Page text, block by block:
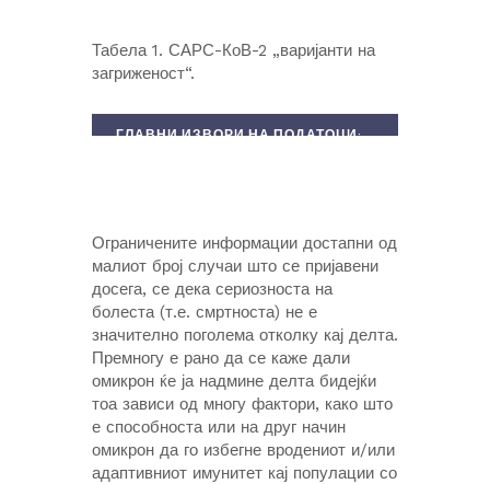
Табела 1. САРС-КоВ-2 „варијанти на
загриженост“.
ГЛАВНИ ИЗВОРИ НА ПОДАТОЦИ:
ДИСКУСИЈАТА ПОДОЛУ. † ВРЗ
ОСНОВА НАМЕДИУМСКИТЕ
ФАУЧИ
Ограничените информации достапни од
малиот број случаи што се пријавени
досега, се дека сериозноста на
болеста (т.е. смртноста) не е
значително поголема отколку кај делта.
Премногу е рано да се каже дали
омикрон ќе ја надмине делта бидејќи
тоа зависи од многу фактори, како што
е способноста или на друг начин
омикрон да го избегне вродениот и/или
адаптивниот имунитет кај популации со